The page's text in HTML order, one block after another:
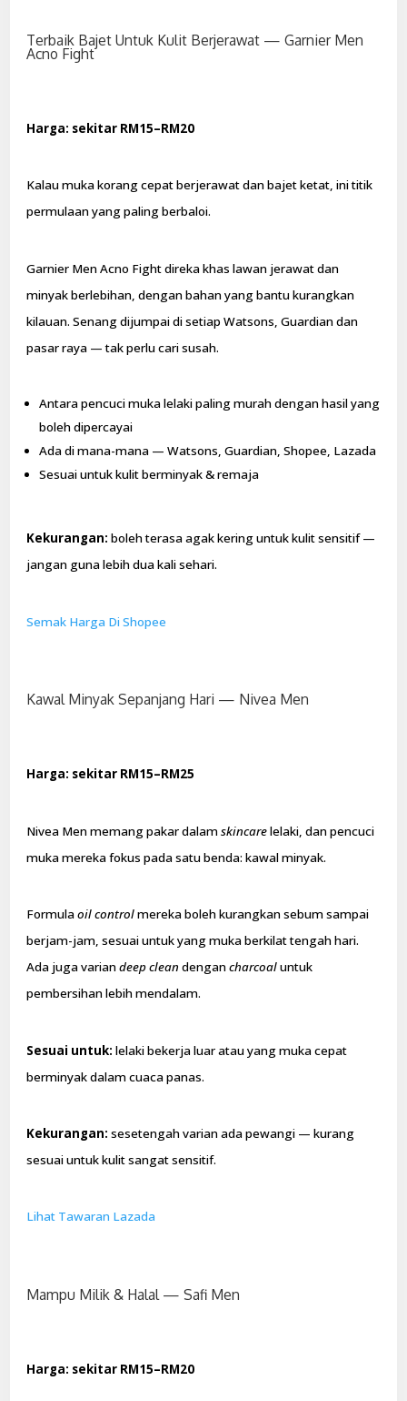
Terbaik Bajet Untuk Kulit Berjerawat — Garnier Men
Acno Fight
Harga: sekitar RM15–RM20
Kalau muka korang cepat berjerawat dan bajet ketat, ini titik
permulaan yang paling berbaloi.
Garnier Men Acno Fight direka khas lawan jerawat dan
minyak berlebihan, dengan bahan yang bantu kurangkan
kilauan. Senang dijumpai di setiap Watsons, Guardian dan
pasar raya — tak perlu cari susah.
Antara pencuci muka lelaki paling murah dengan hasil yang
boleh dipercayai
Ada di mana-mana — Watsons, Guardian, Shopee, Lazada
Sesuai untuk kulit berminyak & remaja
Kekurangan: boleh terasa agak kering untuk kulit sensitif —
jangan guna lebih dua kali sehari.
Semak Harga Di Shopee
Kawal Minyak Sepanjang Hari — Nivea Men
Harga: sekitar RM15–RM25
Nivea Men memang pakar dalamskincarelelaki, dan pencuci
muka mereka fokus pada satu benda: kawal minyak.
Formulaoil controlmereka boleh kurangkan sebum sampai
berjam-jam, sesuai untuk yang muka berkilat tengah hari.
Ada juga variandeep clean dengancharcoaluntuk
pembersihan lebih mendalam.
Sesuai untuk: lelaki bekerja luar atau yang muka cepat
berminyak dalam cuaca panas.
Kekurangan: sesetengah varian ada pewangi — kurang
sesuai untuk kulit sangat sensitif.
Lihat Tawaran Lazada
Mampu Milik & Halal — Safi Men
Harga: sekitar RM15–RM20